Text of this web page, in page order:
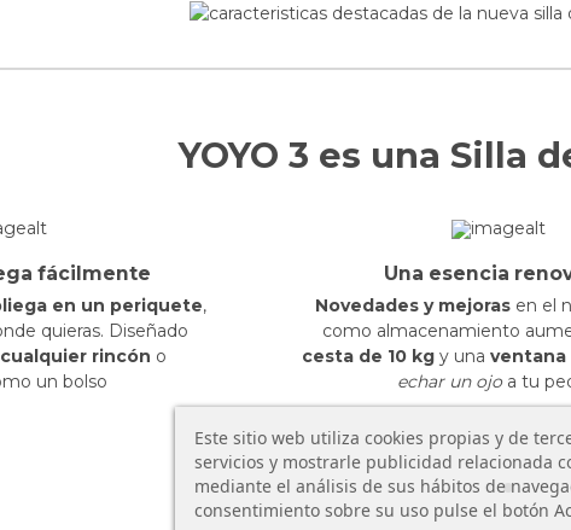
YOYO 3 es una Silla
fácilmente
en un periquete,
quieras. Diseñado
rincón o
un bolso
Una esencia
Novedades y mejoras en el
como almacenamiento
cesta de 10 kg y unaventana
echar un ojoa tu
Este sitio web utiliza cookies propias y de
servicios y mostrarle publicidad relacionada
mediante el análisis de sus hábitos de
consentimiento sobre su uso pulse el botón